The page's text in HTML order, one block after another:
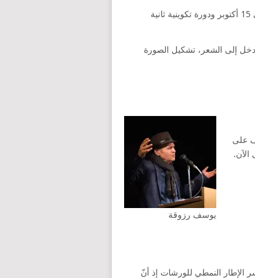
انقسمت إلى دورتين: دورة تكوينية أولى ببيت الشعر التونسي من 12 إلى 15 أكتوبر ودورة تكوينية ثانية
إلى الشعر، تشكيل الصورة
يوسف رزوقة
على
الآن.
الإطار النمطي للورشات إذ أنّ